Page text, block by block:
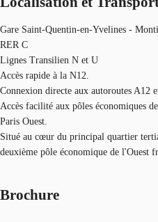
Gare Saint-Quentin-en-Yvelines -
RER C
Lignes Transilien N et U
Accès rapide à la N12.
Connexion directe aux autoroutes A12
Accès facilité aux pôles économiques
Paris Ouest.
Situé au cœur du principal quartier
deuxième pôle économique de l'Ouest
Brochure